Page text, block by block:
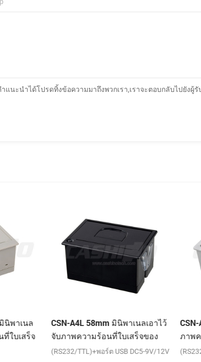
แนะนำได้โปรดทิ้งข้อความมาถึงพวกเรา,เราจะตอบกลับไปยังผู้
CSN-A4L 58mm มินิพาเนลเอาไว้
จับภาพความร้อนที่ใบเสร็จของ
(RS232/TTL)+พอร์ต USB DC5-9V/12V
CSN-A52 นิ้วโค
ภาพความร้อนท
เสร็จของเครื่อง
(RS232/TTL)+พอร์